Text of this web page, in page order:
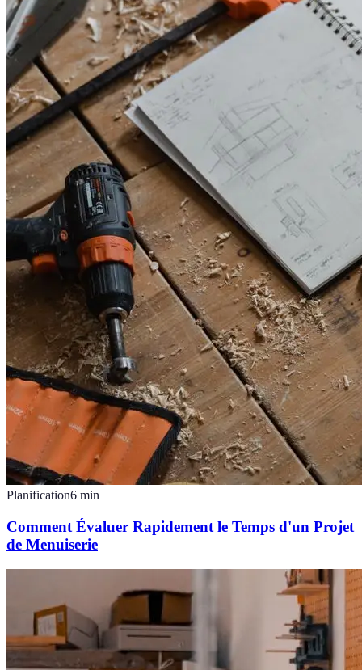
Planification6 min
Comment Évaluer Rapidement le Temps d'un Projet
de Menuiserie